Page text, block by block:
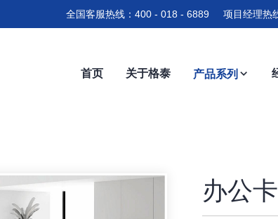
首页 关于格泰 产品系列
全国客服热线：400 - 018 - 6889 项目经理热
办公